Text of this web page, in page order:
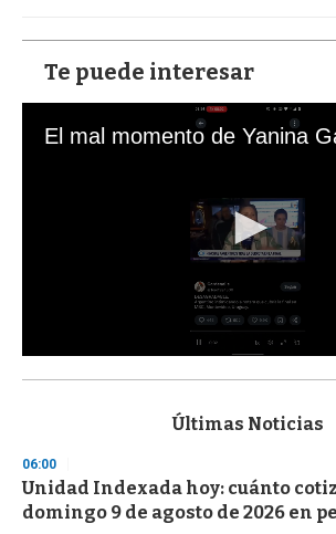
Te puede interesar
s
d
s
o
f
Últimas Noticias
06:00
Unidad Indexada hoy: cuánto
domingo 9 de agosto de 2026 en